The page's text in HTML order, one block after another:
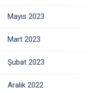
Mayıs 2023
Mart 2023
Şubat 2023
Aralık 2022